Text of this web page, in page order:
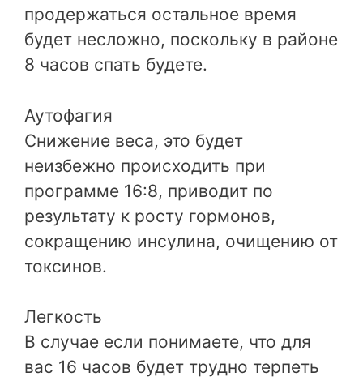
продержаться остальное время
будет несложно, поскольку в районе
8 часов спать будете.
Аутофагия
Снижение веса, это будет
неизбежно происходить при
программе 16:8, приводит по
результату к росту гормонов,
сокращению инсулина, очищению от
токсинов.
Легкость
В случае если понимаете, что для
вас 16 часов будет трудно терпеть